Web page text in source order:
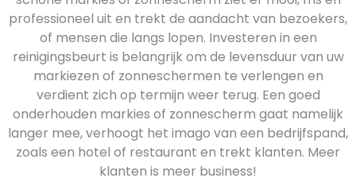
professioneel uit en trekt de aandacht van bezoekers,
of mensen die langs lopen. Investeren in een
reinigingsbeurt is belangrijk om de levensduur van uw
markiezen of zonneschermen te verlengen en
verdient zich op termijn weer terug. Een goed
onderhouden markies of zonnescherm gaat namelijk
langer mee, verhoogt het imago van een bedrijfspand,
zoals een hotel of restaurant en trekt klanten. Meer
klanten is meer business!